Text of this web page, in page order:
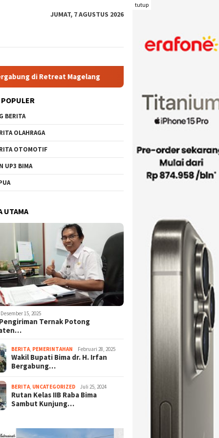
tutup
JUMAT, 7 AGUSTUS 2026
Magelang Rutan Kelas IIB Raba Bima Sambut
BERITA
OLAHRAGA
OTOMOTIF
UP3 BIMA
UTAMA
Desember 15, 2025
Ternak Potong
BERITA PEMERINTAHAN Februari 28, 2025
Wakil Bupati Bima dr. H. Irfan
Bergabung…
BERITA UNCATEGORIZED Juli 25, 2024
Rutan Kelas IIB Raba Bima
Sambut Kunjung…